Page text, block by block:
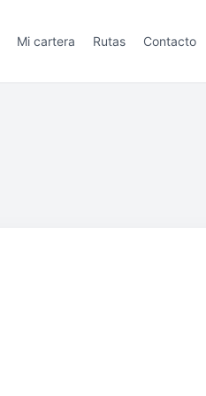
Mi cartera Rutas Contacto